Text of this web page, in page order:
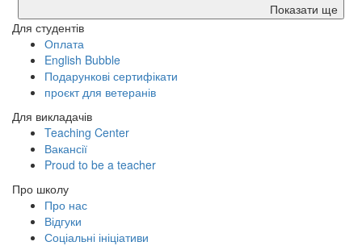
Показати ще
Для студентів
Оплата
English Bubble
Подарункові сертифікати
проєкт для ветеранів
Для викладачів
Teaching Center
Вакансії
Proud to be a teacher
Про школу
Про нас
Відгуки
Соціальні ініціативи